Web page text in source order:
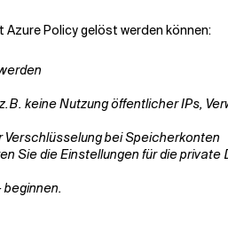
Azure Policy gelöst werden können:
keine Nutzung öffentlicher IPs,
bei Speicherkonten
Sie die Einstellungen für die